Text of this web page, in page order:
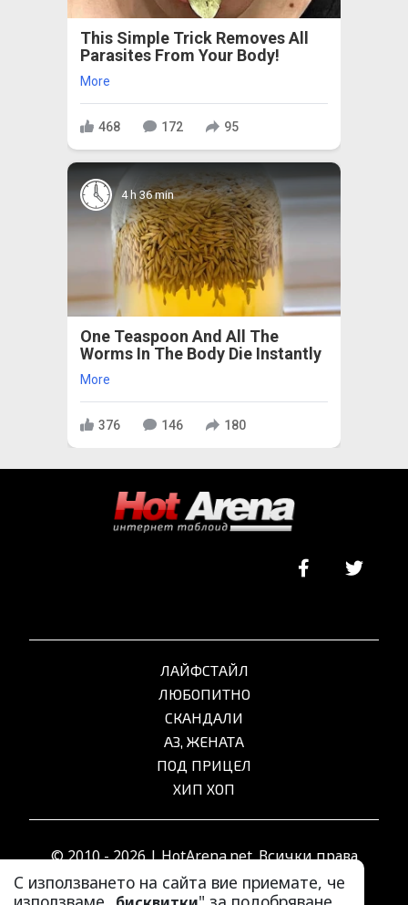
This Simple Trick Removes All
Parasites From Your Body!
More
468 172 95
4 h 36 min
One Teaspoon And All The
Worms In The Body Die Instantly
More
376 146 180
С използването на сайта вие приемате, че
ЛАЙФСТАЙЛ
ЛЮБОПИТНО
СКАНДАЛИ
АЗ, ЖЕНАТА
ПОД ПРИЦЕЛ
ХИП ХОП
© 2010 - 2026 | HotArena.net. Всички права
запазени.